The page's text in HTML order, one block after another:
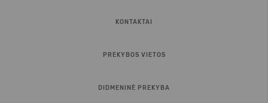
KONTAKTAI
PREKYBOS VIETOS
DIDMENINĖ PREKYBA